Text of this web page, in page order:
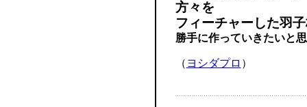
方々を
フィーチャーした羽
勝手に作っていきたいと
（ ヨシダプロ ）